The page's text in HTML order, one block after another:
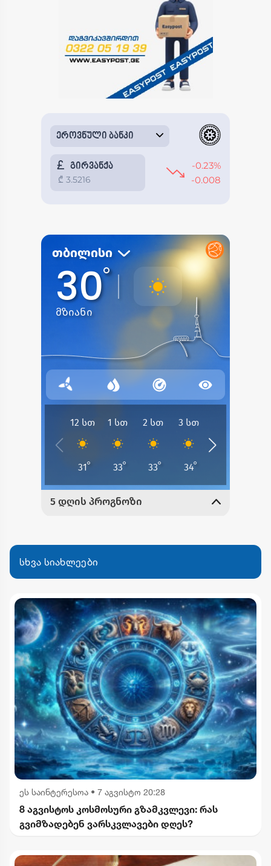
სხვა სიახლეები
ეს საინტერესოა • 7 აგვისტო 20:28
8 აგვისტოს კოსმოსური გზამკვლევი: რას
გვიმზადებენ ვარსკვლავები დღეს?